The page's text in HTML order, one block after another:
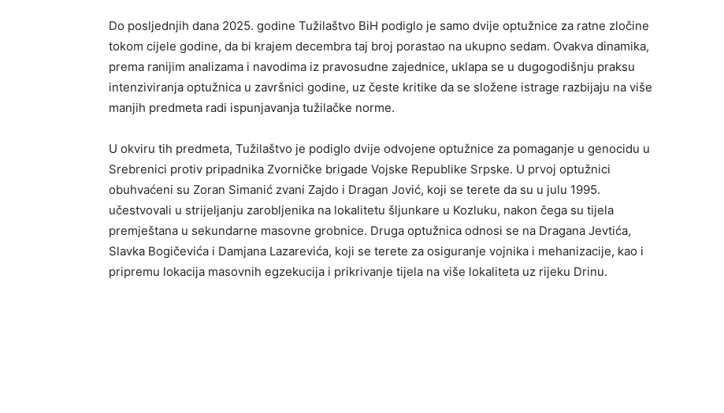
Do posljednjih dana 2025. godine Tužilaštvo BiH podiglo je samo dvije optužnice za ratne zločine
tokom cijele godine, da bi krajem decembra taj broj porastao na ukupno sedam. Ovakva dinamika,
prema ranijim analizama i navodima iz pravosudne zajednice, uklapa se u dugogodišnju praksu
intenziviranja optužnica u završnici godine, uz česte kritike da se složene istrage razbijaju na više
manjih predmeta radi ispunjavanja tužilačke norme.
U okviru tih predmeta, Tužilaštvo je podiglo dvije odvojene optužnice za pomaganje u genocidu u
Srebrenici protiv pripadnika Zvorničke brigade Vojske Republike Srpske. U prvoj optužnici
obuhvaćeni su Zoran Simanić zvani Zajdo i Dragan Jović, koji se terete da su u julu 1995.
učestvovali u strijeljanju zarobljenika na lokalitetu šljunkare u Kozluku, nakon čega su tijela
premještana u sekundarne masovne grobnice. Druga optužnica odnosi se na Dragana Jevtića,
Slavka Bogičevića i Damjana Lazarevića, koji se terete za osiguranje vojnika i mehanizacije, kao i
pripremu lokacija masovnih egzekucija i prikrivanje tijela na više lokaliteta uz rijeku Drinu.